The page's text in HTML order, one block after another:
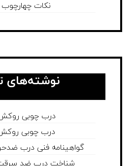
نکات
نوشته‌های
درب چوبی
درب چوبی
گواهینامه فنی درب ضدحریق 240
شناخت درب ضد